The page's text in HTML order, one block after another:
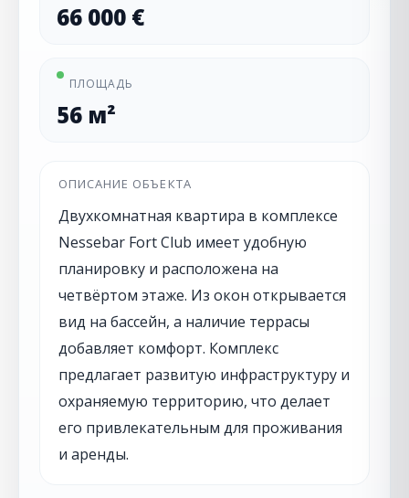
66 000 €
ПЛОЩАДЬ
56 м²
ОПИСАНИЕ ОБЪЕКТА
Двухкомнатная квартира в комплексе
Nessebar Fort Club имеет удобную
планировку и расположена на
четвёртом этаже. Из окон открывается
вид на бассейн, а наличие террасы
добавляет комфорт. Комплекс
предлагает развитую инфраструктуру и
охраняемую территорию, что делает
его привлекательным для проживания
и аренды.